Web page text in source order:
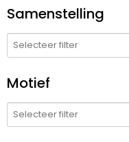
Samenstelling
Motief